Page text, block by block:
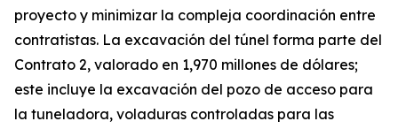
proyecto y minimizar la compleja coordinación entre
contratistas. La excavación del túnel forma parte del
Contrato 2, valorado en 1,970 millones de dólares;
este incluye la excavación del pozo de acceso para
la tuneladora, voladuras controladas para las